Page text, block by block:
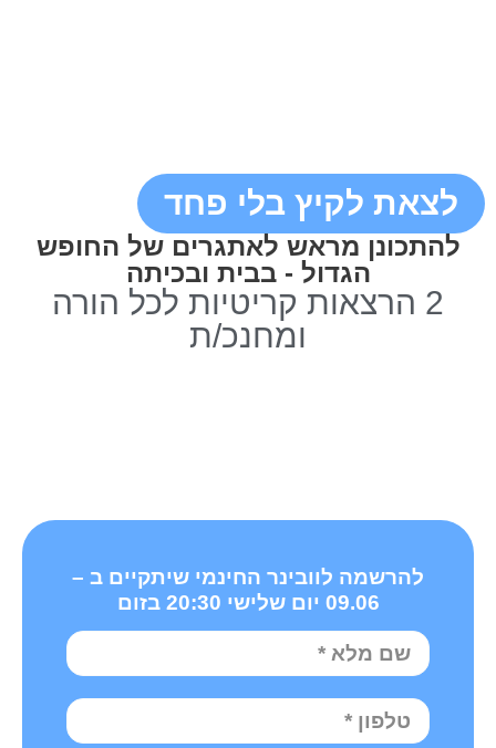
לצאת לקיץ בלי פחד
להתכונן מראש לאתגרים של החופש
הגדול - בבית ובכיתה
2 הרצאות קריטיות לכל הורה
ומחנכ/ת
להרשמה לוובינר החינמי שיתקיים ב –
09.06 יום שלישי 20:30 בזום